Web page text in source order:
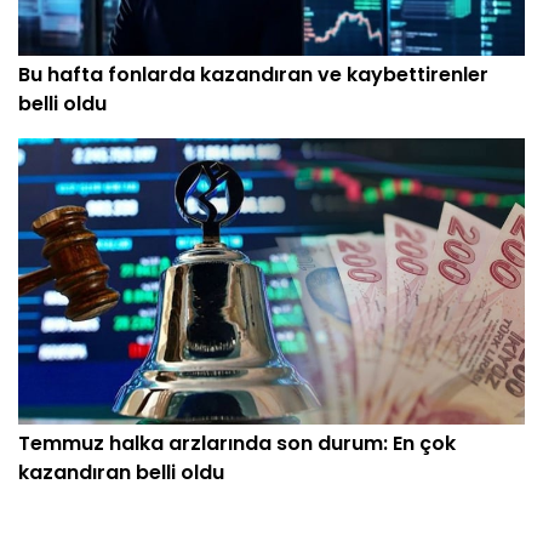
Bu hafta fonlarda kazandıran ve kaybettirenler
belli oldu
Temmuz halka arzlarında son durum: En çok
kazandıran belli oldu